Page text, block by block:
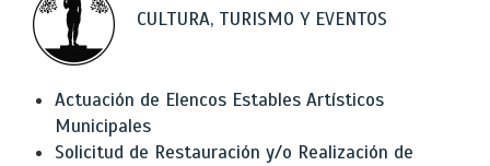
CULTURA, TURISMO Y EVENTOS
Actuación de Elencos Estables Artísticos
Municipales
Solicitud de Restauración y/o Realización de